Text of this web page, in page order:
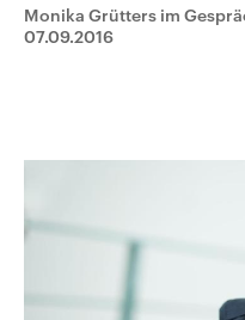
Wahl.
Audio-Archiv
Monika Grütters im
07.09.2016